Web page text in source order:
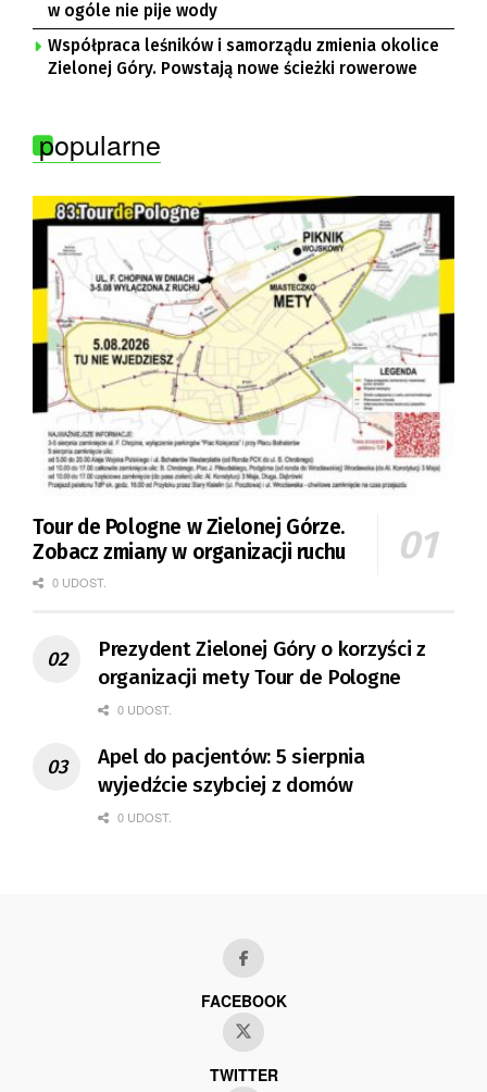
w ogóle nie pije wody
Współpraca leśników i samorządu zmienia okolice
Zielonej Góry. Powstają nowe ścieżki rowerowe
popularne
Tour de Pologne w Zielonej Górze.
Zobacz zmiany w organizacji ruchu
0 UDOST.
Prezydent Zielonej Góry o korzyści z
organizacji mety Tour de Pologne
0 UDOST.
Apel do pacjentów: 5 sierpnia
wyjedźcie szybciej z domów
0 UDOST.
FACEBOOK
TWITTER